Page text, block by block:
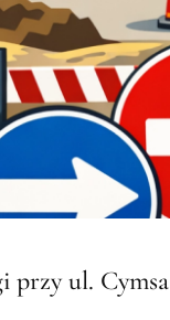
przy ul. Cymsa